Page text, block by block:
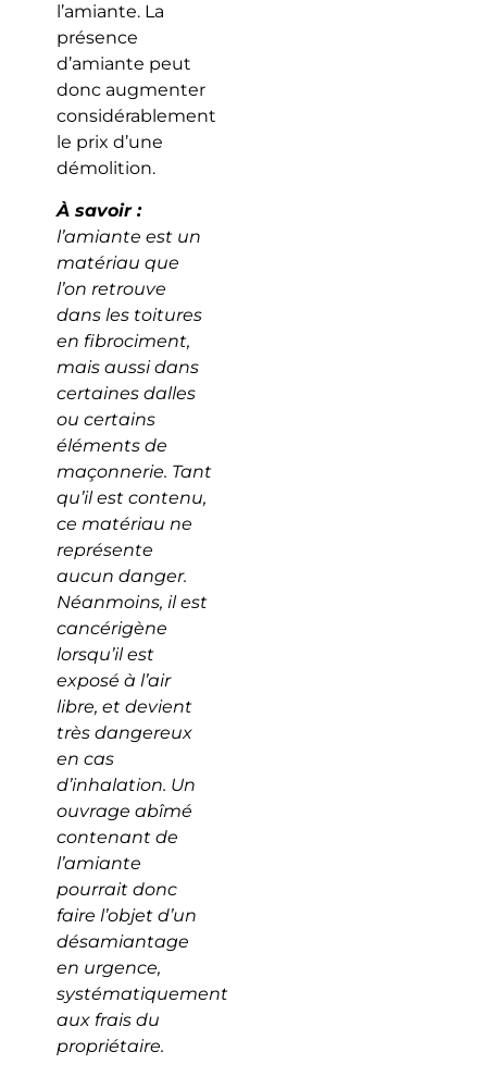
l’amiante. La
présence
d’amiante peut
donc augmenter
considérablement
le prix d’une
démolition.
À savoir :
l’amiante est un
matériau que
l’on retrouve
dans les toitures
en fibrociment,
mais aussi dans
certaines dalles
ou certains
éléments de
maçonnerie. Tant
qu’il est contenu,
ce matériau ne
représente
aucun danger.
Néanmoins, il est
cancérigène
lorsqu’il est
exposé à l’air
libre, et devient
très dangereux
en cas
d’inhalation. Un
ouvrage abîmé
contenant de
l’amiante
pourrait donc
faire l’objet d’un
désamiantage
en urgence,
systématiquement
aux frais du
propriétaire.